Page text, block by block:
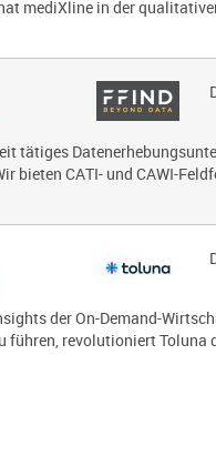
mediXline in der
tätiges
bieten CATI- und CAWI-
der On-Demand-
führen, revolutioniert